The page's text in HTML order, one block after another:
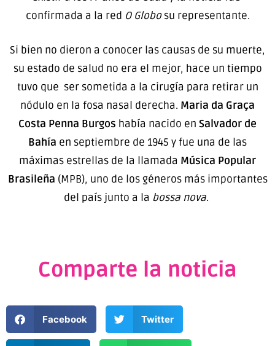
confirmada a la red O Globosu representante.
Si bien no dieron a conocer las causas de su muerte,
su estado de salud no era el mejor, hace un tiempo
tuvo que ser sometida a la cirugía para retirar un
nódulo en la fosa nasal derecha. Maria da Graça
Costa Penna Burgos había nacido en Salvador de
Bahía en septiembre de 1945 y fue una de las
máximas estrellas de la llamada Música Popular
Brasileña (MPB), uno de los géneros más importantes
del país junto a la bossa nova.
Comparte la noticia
Facebook Twitter